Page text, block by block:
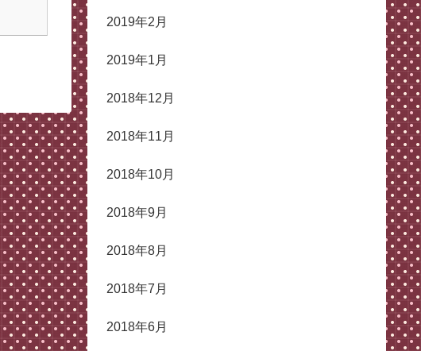
2019年2月
2019年1月
2018年12月
2018年11月
2018年10月
2018年9月
2018年8月
2018年7月
2018年6月